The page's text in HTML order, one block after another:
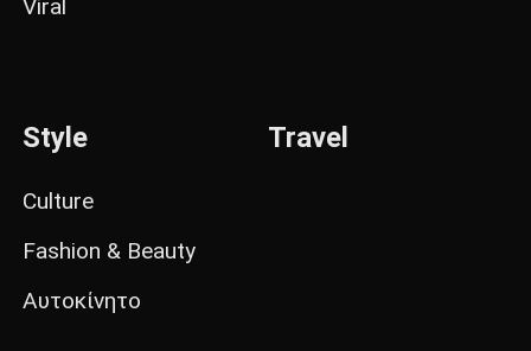
Viral
Style
Culture
Fashion & Beauty
Αυτοκίνητο
Travel